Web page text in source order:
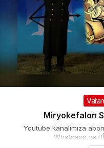
Vatan
Miryokefalon
Youtube kanalımıza
Whatsapp ve